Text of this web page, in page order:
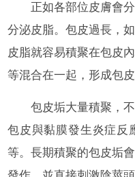
正如各部位皮膚會
分泌皮脂。包皮過長，
皮脂就容易積聚在包皮
等混合在一起，形成包皮
包皮垢大量積聚，
包皮與黏膜發生炎症反
等。長期積聚的包皮垢